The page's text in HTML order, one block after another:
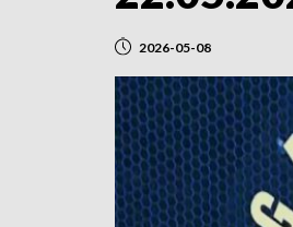
2026-05-08